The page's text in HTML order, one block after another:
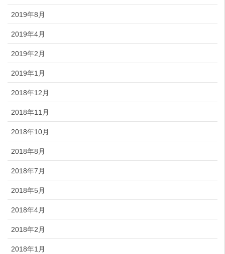
2019年8月
2019年4月
2019年2月
2019年1月
2018年12月
2018年11月
2018年10月
2018年8月
2018年7月
2018年5月
2018年4月
2018年2月
2018年1月